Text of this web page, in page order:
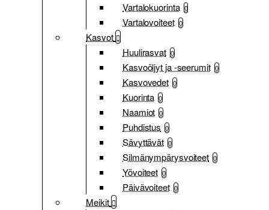
Vartalokuorinta 0
Vartalovoiteet 0
Kasvot
Huulirasvat 0
Kasvoöljyt ja -seerumit 0
Kasvovedet 0
Kuorinta 0
Naamiot 0
Puhdistus 0
Sävyttävät 0
Silmänympärysvoiteet 0
Yövoiteet 0
Päivävoiteet 0
Meikit